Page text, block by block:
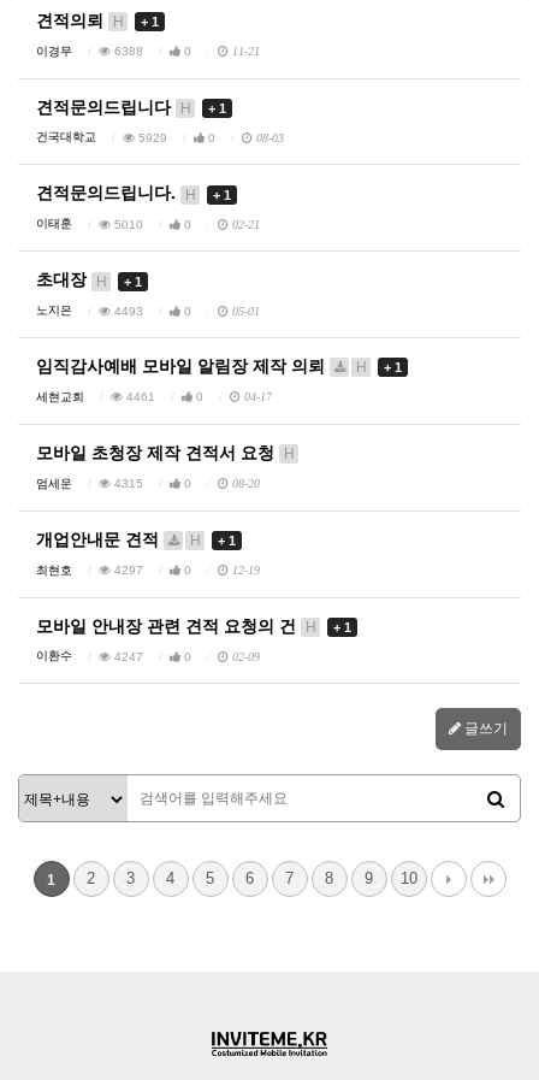
견적의뢰 H + 1
이경무 6388 0 11-21
견적문의드립니다 H + 1
건국대학교 5929 0 08-03
견적문의드립니다. H + 1
이태훈 5010 0 02-21
초대장 H + 1
노지은 4493 0 05-01
임직감사예배 모바일 알림장 제작 의뢰 H + 1
세현교회 4461 0 04-17
모바일 초청장 제작 견적서 요청 H
엄세운 4315 0 08-20
개업안내문 견적 H + 1
최현호 4297 0 12-19
모바일 안내장 관련 견적 요청의 건 H + 1
이환수 4247 0 02-09
글쓰기
1 2 3 4 5 6 7 8 9 10